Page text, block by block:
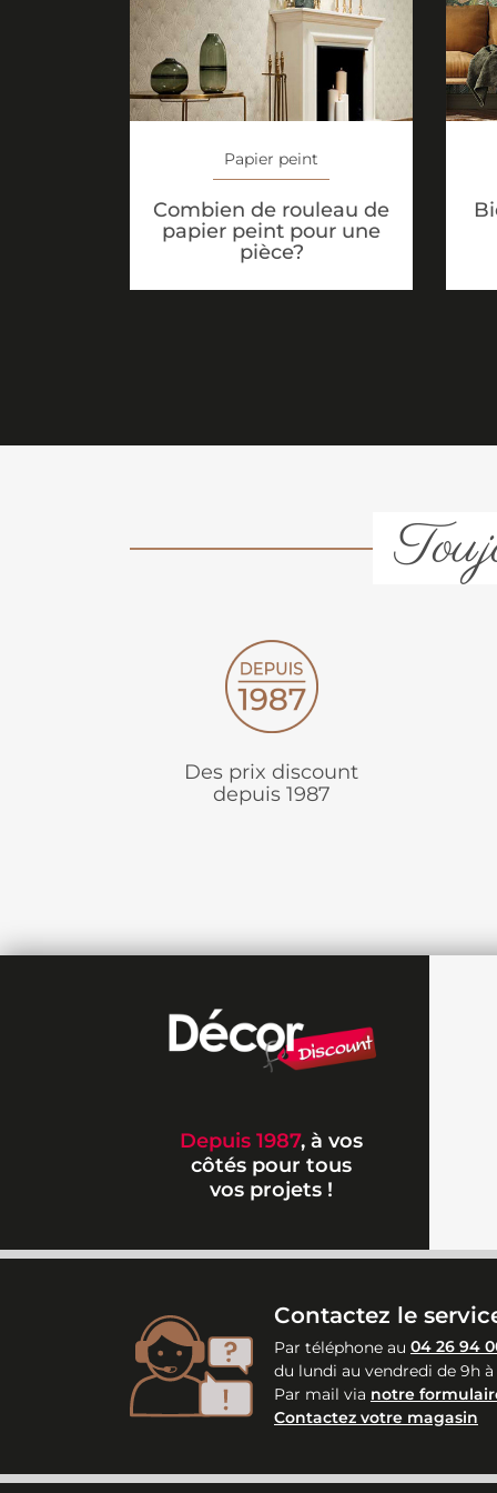
Papier peint
Combien de rouleau de
papier peint pour une
pièce?
Des prix discount
depuis 1987
Depuis 1987, à vos
côtés pour tous
vos projets !
Contactez le
Par téléphone au 04 26 94
du lundi au vendredi de 9h à
Par mail via notre
Contactez votre magasin